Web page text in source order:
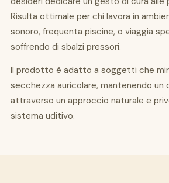
Risulta ottimale per chi lavora in
sonoro, frequenta piscine, o viaggia
soffrendo di sbalzi pressori.
Il prodotto è adatto a soggetti che
secchezza auricolare, mantenendo un
attraverso un approccio naturale e
sistema uditivo.